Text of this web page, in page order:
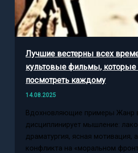
Лучшие вестерны всех
культовые фильмы, которые
посмотреть каждому
14.08.2025
Вдохновляющие примеры Жанр
дисциплинирует мышление:
драматургия, ясная мотивация,
конфликта на «моральном